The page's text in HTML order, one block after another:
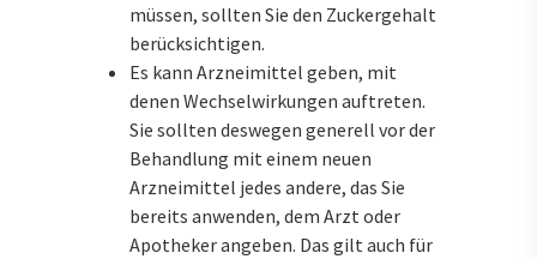
müssen, sollten Sie den Zuckergehalt
berücksichtigen.
Es kann Arzneimittel geben, mit
denen Wechselwirkungen auftreten.
Sie sollten deswegen generell vor der
Behandlung mit einem neuen
Arzneimittel jedes andere, das Sie
bereits anwenden, dem Arzt oder
Apotheker angeben. Das gilt auch für